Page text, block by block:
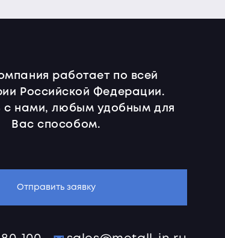
работает по всей
Российской Федерации.
с нами, любым удобным для
Вас способом.
Отправить заявку